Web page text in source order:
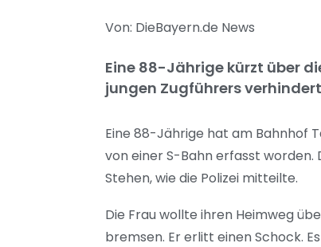
Von: DieBayern.de News
Eine 88-Jährige kürzt über
jungen Zugführers
Eine 88-Jährige hat am Bahnhof
von einer S-Bahn erfasst
Stehen, wie die Polizei mitteilte.
Die Frau wollte ihren Heimweg
bremsen. Er erlitt einen Schock.